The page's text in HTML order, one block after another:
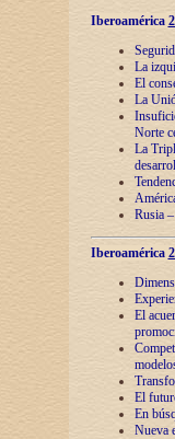
Iberoamérica
La
El
La
Norte
La
Rusia
Iberoamérica
El
El
En
Nueva